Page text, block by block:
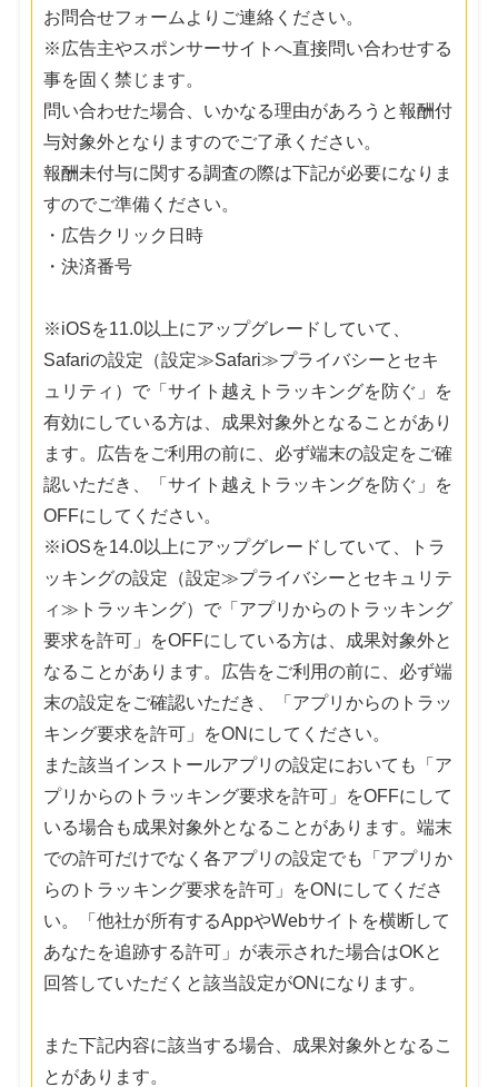
お問合せフォームよりご連絡ください。
※広告主やスポンサーサイトへ直接問い合わせする
事を固く禁じます。
問い合わせた場合、いかなる理由があろうと報酬付
与対象外となりますのでご了承ください。
報酬未付与に関する調査の際は下記が必要になりま
すのでご準備ください。
・広告クリック日時
・決済番号
※iOSを11.0以上にアップグレードしていて、
Safariの設定（設定≫Safari≫プライバシーとセキ
ュリティ）で「サイト越えトラッキングを防ぐ」を
有効にしている方は、成果対象外となることがあり
ます。広告をご利用の前に、必ず端末の設定をご確
認いただき、「サイト越えトラッキングを防ぐ」を
OFFにしてください。
※iOSを14.0以上にアップグレードしていて、トラ
ッキングの設定（設定≫プライバシーとセキュリテ
ィ≫トラッキング）で「アプリからのトラッキング
要求を許可」をOFFにしている方は、成果対象外と
なることがあります。広告をご利用の前に、必ず端
末の設定をご確認いただき、「アプリからのトラッ
キング要求を許可」をONにしてください。
また該当インストールアプリの設定においても「ア
プリからのトラッキング要求を許可」をOFFにして
いる場合も成果対象外となることがあります。端末
での許可だけでなく各アプリの設定でも「アプリか
らのトラッキング要求を許可」をONにしてくださ
い。「他社が所有するAppやWebサイトを横断して
あなたを追跡する許可」が表示された場合はOKと
回答していただくと該当設定がONになります。
また下記内容に該当する場合、成果対象外となるこ
とがあります。